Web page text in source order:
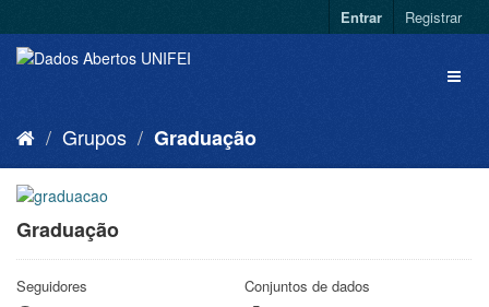
Entrar Registrar
Grupos Graduação
Graduação
Seguidores Conjuntos de dados